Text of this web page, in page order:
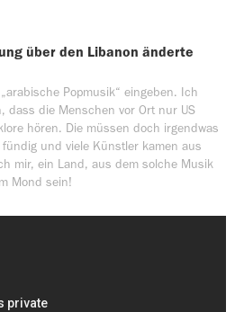
über den Libanon änderte
Popmusik“ eingeben. Ich
dass die Menschen vor Ort nur US
hören. Die müssen doch irgendwas
und viele Künstler kamen aus
mir, ein Land, aus dem solche Musik
Mond sein!